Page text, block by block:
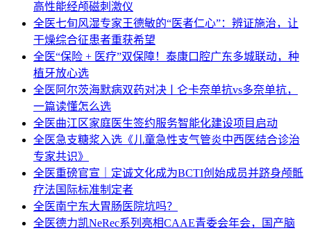
高性能经颅磁刺激仪
全医七旬风湿专家王德敏的“医者仁心”：辨证施治，让
干燥综合征患者重获希望
全医“保险 + 医疗”双保障！泰康口腔广东多城联动，种
植牙放心选
全医 阿尔茨海默病双药对决ￜ仑卡奈单抗vs多奈单抗，
一篇读懂怎么选
全医曲江区家庭医生签约服务智能化建设项目启动
全医急支糖浆入选《儿童急性支气管炎中西医结合诊治
专家共识》
全医重磅官宣｜定诚文化成为BCTI创始成员并跻身颅骶
疗法国际标准制定者
全医南宁东大胃肠医院坑吗？
全医德力凯NeRec系列亮相CAAE青委会年会，国产脑